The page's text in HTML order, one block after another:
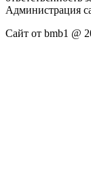
Администрация
Сайт от bmb1 @